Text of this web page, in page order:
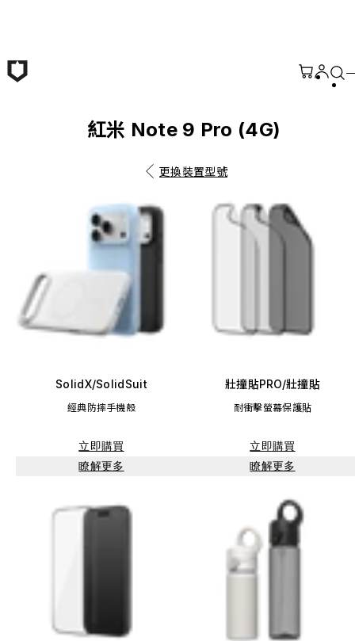
紅米 Note 9 Pro (4G)
更換裝置型號
SolidX/SolidSuit
經典防摔手機殼
立即購買
瞭解更多
壯撞貼PRO/壯撞貼
耐衝擊螢幕保護貼
立即購買
瞭解更多